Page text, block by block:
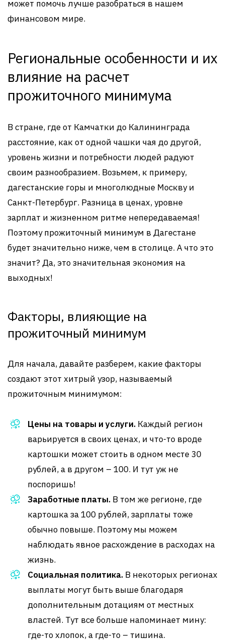
может помочь лучше разобраться в нашем
финансовом мире.
Региональные особенности и их
влияние на расчет
прожиточного минимума
В стране, где от Камчатки до Калининграда
расстояние, как от одной чашки чая до другой,
уровень жизни и потребности людей радуют
своим разнообразием. Возьмем, к примеру,
дагестанские горы и многолюдные Москву и
Санкт-Петербург. Разница в ценах, уровне
зарплат и жизненном ритме непередаваемая!
Поэтому прожиточный минимум в Дагестане
будет значительно ниже, чем в столице. А что это
значит? Да, это значительная экономия на
выходных!
Факторы, влияющие на
прожиточный минимум
Для начала, давайте разберем, какие факторы
создают этот хитрый узор, называемый
прожиточным минимумом:
Цены на товары и услуги. Каждый регион
варьируется в своих ценах, и что-то вроде
картошки может стоить в одном месте 30
рублей, а в другом – 100. И тут уж не
поспоришь!
Заработные платы. В том же регионе, где
картошка за 100 рублей, зарплаты тоже
обычно повыше. Поэтому мы можем
наблюдать явное расхождение в расходах на
жизнь.
Социальная политика. В некоторых регионах
выплаты могут быть выше благодаря
дополнительным дотациям от местных
властей. Тут все больше напоминает мину:
где-то хлопок, а где-то – тишина.